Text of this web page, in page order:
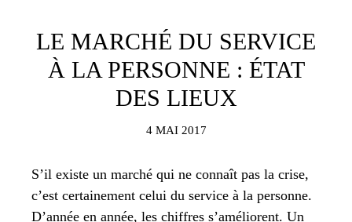
LE MARCHÉ DU SERVICE
À LA PERSONNE : ÉTAT
DES LIEUX
4 MAI 2017
S’il existe un marché qui ne connaît pas la crise,
c’est certainement celui du service à la personne.
D’année en année, les chiffres s’améliorent. Un